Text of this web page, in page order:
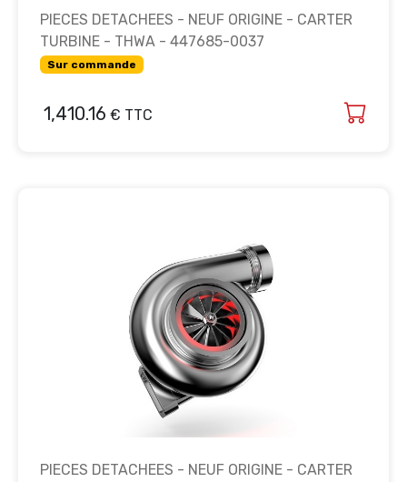
PIECES DETACHEES - NEUF ORIGINE - CARTER
TURBINE - THWA - 447685-0037
Sur commande
1,410.16 € TTC
PIECES DETACHEES - NEUF ORIGINE - CARTER